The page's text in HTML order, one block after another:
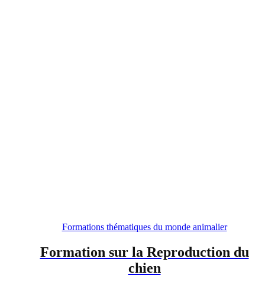
Formations thématiques du monde animalier
Formation sur la Reproduction du
chien